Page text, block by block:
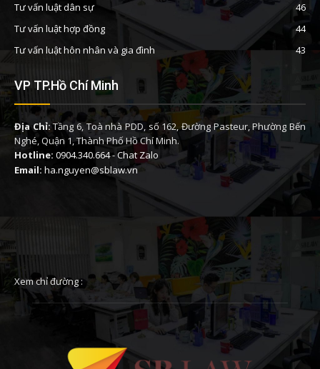
Tư vấn luật dân sự
46
Tư vấn luật hợp đồng
44
Tư vấn luật hôn nhân và gia đình
43
VP TP.Hồ Chí Minh
Địa Chỉ:Tầng 6, Toà nhà PDD, số 162, Đường Pasteur, Phường Bến
Nghé, Quận 1, Thành Phố Hồ Chí Minh.
Hotline: 0904.340.664-Chat Zalo
Email: ha.nguyen@sblaw.vn
Xem chỉ đường :